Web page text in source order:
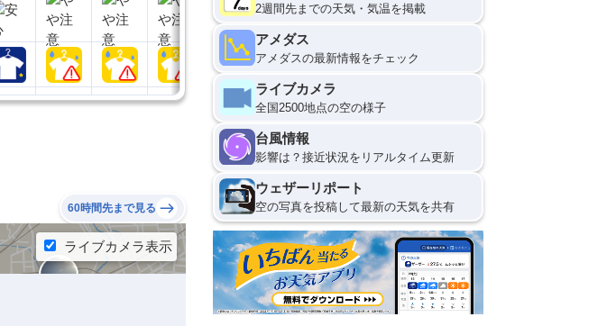
60時間先まで見る
2週間先までの天気・気温を掲載
アメダス
アメダスの最新情報をチェック
ライブカメラ
全国2500地点の空の様子
台風情報
影響は？接近状況をリアルタイム更新
ウェザーリポート
空の写真を投稿して最新の天気を共有